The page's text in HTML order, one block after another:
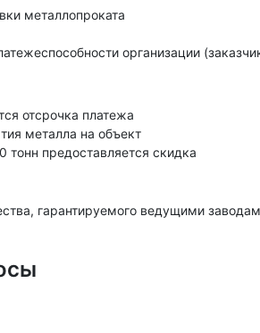
металлопроката
организации
отсрочка платежа
металла на объект
тонн предоставляется скидка
гарантируемого ведущими